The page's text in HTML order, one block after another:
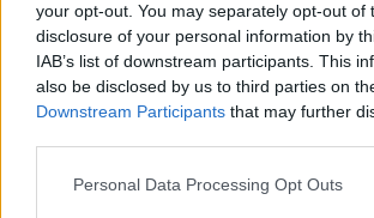
your opt-out. You may separately opt-out of
disclosure of your personal information by
IAB’s list of downstream participants. This
also be disclosed by us to third parties on
Downstream Participants that may further
Please note that this website/app uses one
Personal Data Processing Opt Outs
AUTORE
Staff